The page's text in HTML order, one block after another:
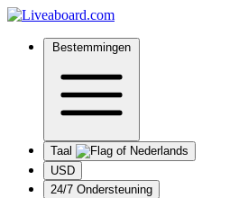
Bestemmingen
Taal
USD
24/7 Ondersteuning